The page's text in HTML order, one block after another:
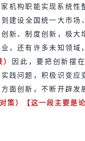
机构职能实现系统性
建设全国统一大市
新、制度创新，极
，还有许多未知领
）
因此，要把创新摆
践问题，积极识变
面创新，不断开辟
对策）【这一段主要是